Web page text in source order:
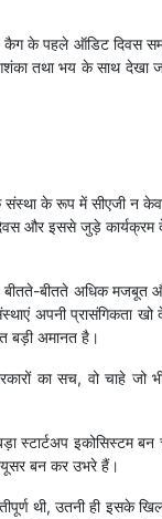
कैग के पहले ऑडिट दिवस
तथा भय के साथ देखा
संस्था के रूप में सीएजी न
और इससे जुड़े
बीतते अधिक मजबूत
अपनी प्रासंगिकता
बड़ी अमानत है।
का सच, वो चाहे
स्टार्टअप इकोसिस्टम
बन कर उभरे हैं।
थी, उतनी ही इसके